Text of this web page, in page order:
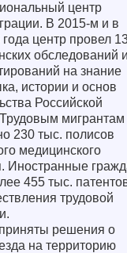
центр
В 2015-м и в
центр провел
обследований
на знание
истории и основ
Российской
мигрантам
230 тыс. полисов
медицинского
Иностранные
455 тыс.
трудовой
решения о
на территорию